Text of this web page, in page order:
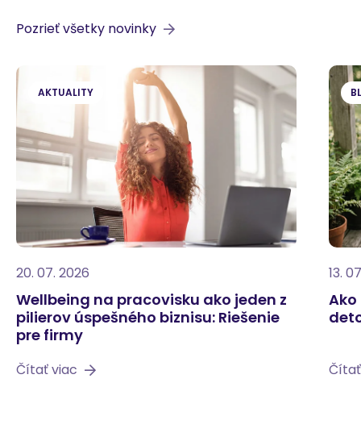
Pozrieť všetky novinky
AKTUALITY
20. 07. 2026
Wellbeing na pracovisku ako jeden z
pilierov úspešného biznisu: Riešenie
pre firmy
Čítať viac
13.